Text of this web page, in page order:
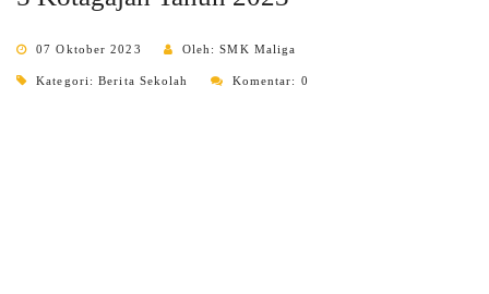
07 Oktober 2023 Oleh: SMK Maliga
Kategori:Berita Sekolah Komentar: 0